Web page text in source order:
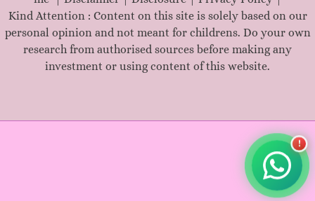
Kind Attention : Content on this site is solely based on our
personal opinion and not meant for childrens. Do your own
research from authorised sources before making any
investment or using content of this website.
!